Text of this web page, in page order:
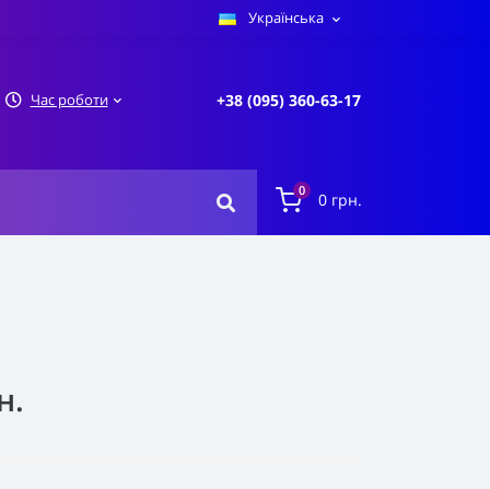
Українська
Час роботи +38 (095) 360-63-17
0 0 грн.